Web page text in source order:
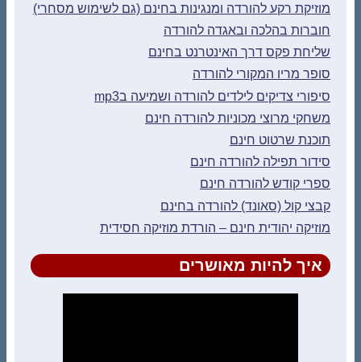
מוזיקת רקע להורדה ומנגינות בחינם (גם לשימוש מסחרי)
חוברות בהלכה ובאגדה להורדה
שליחת פקס דרך האינטרנט בחינם
סופר מריו המקורי להורדה
סיפורי צדיקים לילדים להורדה ושמיעה בmp3
משחקי מרוצי מכוניות להורדה חינם
תוכנת שרטוט חינם
סידור תפילה להורדה חינם
ספרי קודש להורדה חינם
קבצי קול (סאונד) להורדה בחינם
מוזיקה יהודית חינם – הורדת מוזיקה חסידית
איך להיות מאושרים